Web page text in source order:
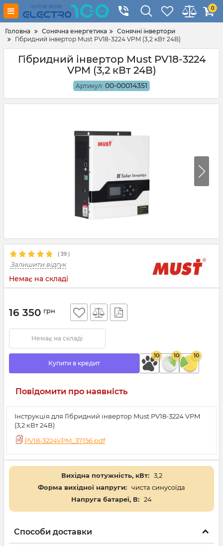
0
Головна Сонячна енергетика
Сонячні інвертори
Гібридний інвертор Must PV18-3224 VPM (3,2 кВт 24В)
Гібридний інвертор Must PV18-3224
VPM (3,2 кВт 24В)
Артикул: 00-00014351
( 39 )
Залишити відгук
Немає на складі
Інструкція для Гібридний інвертор Must PV18-3224 VPM
(3,2 кВт 24В)
PV18-3224VPM_37156.pdf
16 350 грн
Немає на складі
Купити в кредит
10 10 10
Повідомити про наявність
Вихідна потужність, кВт: 3,2
Форма вихідної напруги: чиста синусоїда
Напруга батареї, В: 24
Способи доставки